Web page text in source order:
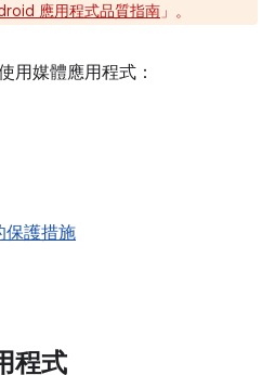
應用程式品質指南 」。
用媒體應用程式：
保護措施
程式